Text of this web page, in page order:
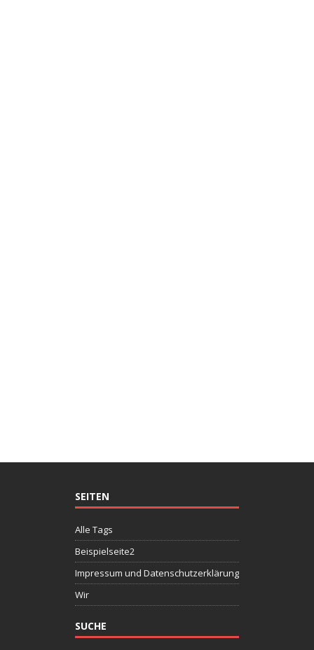
SEITEN
Alle Tags
Beispielseite2
Impressum und Datenschutzerklärung
Wir
SUCHE